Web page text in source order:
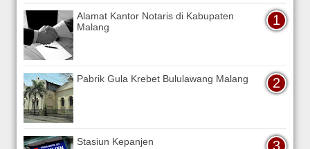
Alamat Kantor Notaris di Kabupaten
Malang
Pabrik Gula Krebet Bululawang Malang
Stasiun Kepanjen